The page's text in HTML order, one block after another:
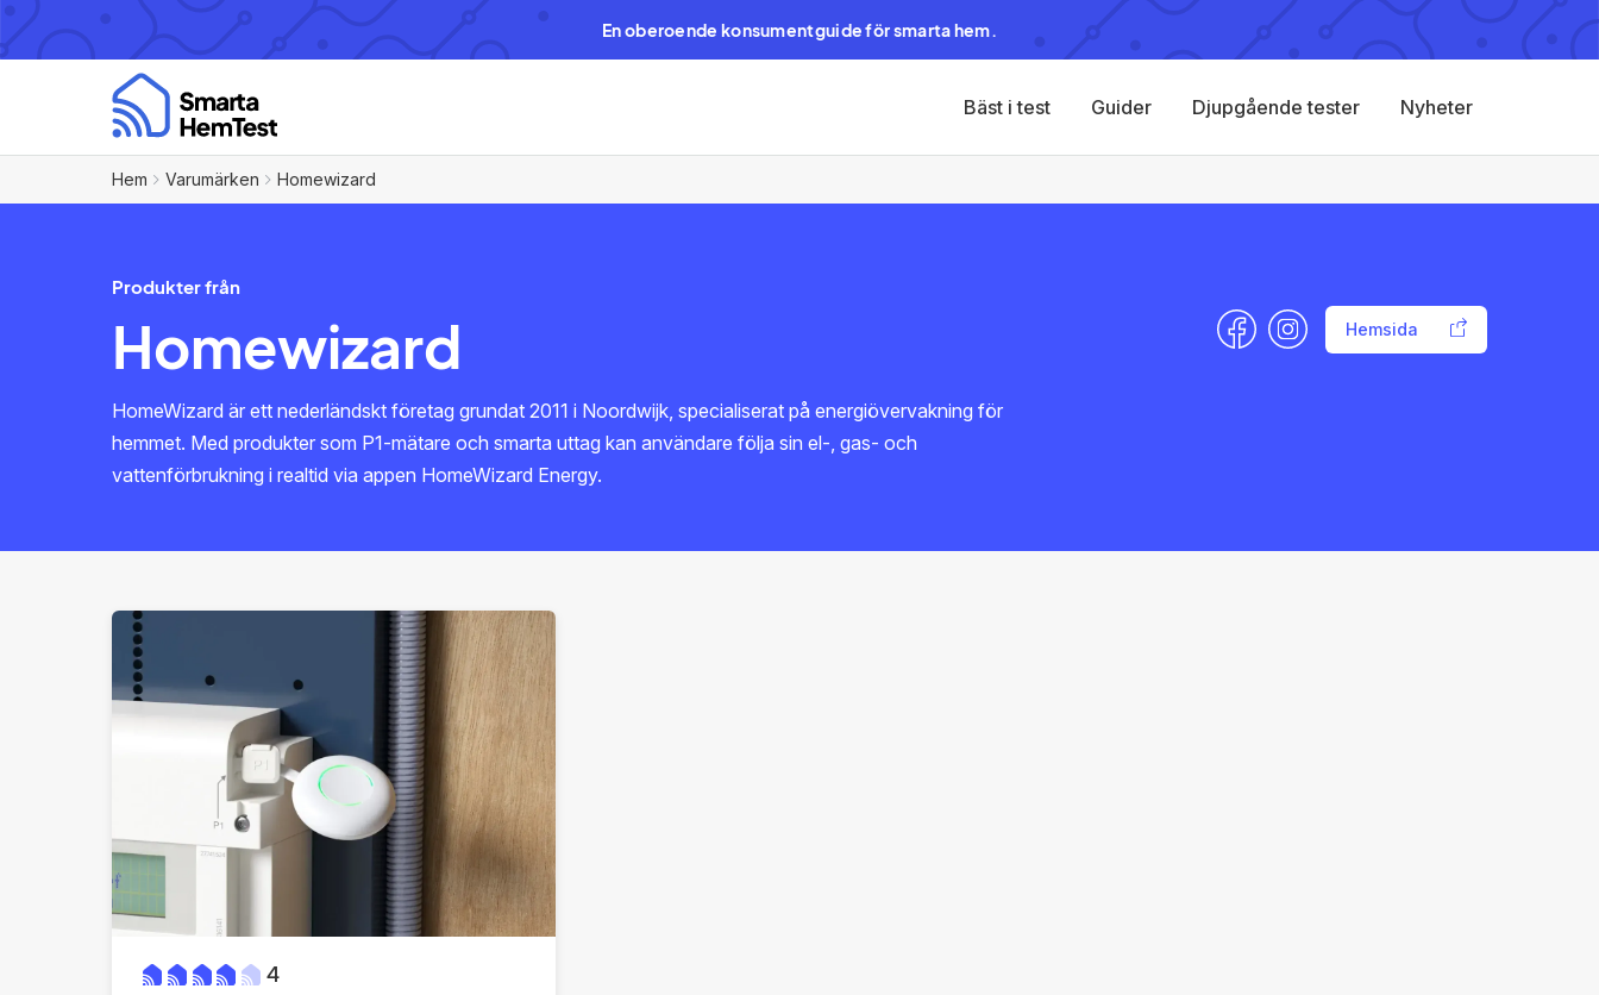
En oberoende konsumentguide för smarta hem.
Bäst i test Guider Djupgående tester Nyheter
Hem Varumärken Homewizard
Produkter från
Homewizard Hemsida
HomeWizard är ett nederländskt företag grundat 2011 i Noordwijk, specialiserat på energiövervakning för
hemmet. Med produkter som P1-mätare och smarta uttag kan användare följa sin el-, gas- och
vattenförbrukning i realtid via appen HomeWizard Energy.
4